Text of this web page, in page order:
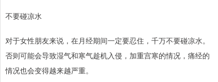
不要碰凉水
对于女性朋友来说，在月经期间一定要忍住，千万不要碰凉水。
否则可能会导致湿气和寒气趁机入侵，加重宫寒的情况，痛经的
情况也会变得越来越严重。